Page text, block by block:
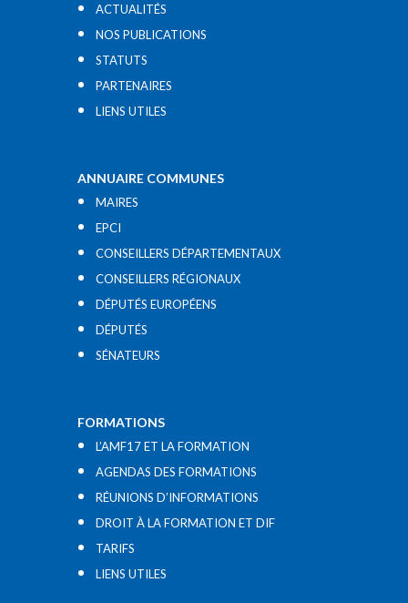
ACTUALITÉS
NOS PUBLICATIONS
STATUTS
PARTENAIRES
LIENS UTILES​
ANNUAIRE COMMUNES
MAIRES
EPCI
CONSEILLERS DÉPARTEMENTAUX
CONSEILLERS RÉGIONAUX
DÉPUTÉS EUROPÉENS
DÉPUTÉS
SÉNATEURS
FORMATIONS
L’AMF17 ET LA FORMATION
AGENDAS DES FORMATIONS
RÉUNIONS D’INFORMATIONS
DROIT À LA FORMATION ET DIF
TARIFS
LIENS UTILES​